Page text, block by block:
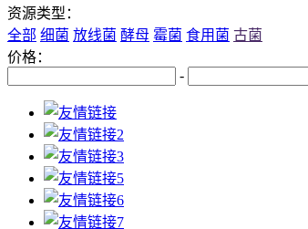
资源类型：
全部 细菌 放线菌 酵母 霉菌 食用菌 古菌
价格：
-